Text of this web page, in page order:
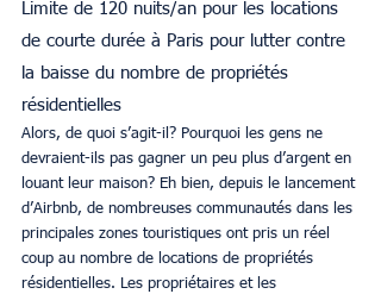
Limite de 120 nuits/an pour les locations
de courte durée à Paris pour lutter contre
la baisse du nombre de propriétés
résidentielles
Alors, de quoi s’agit-il? Pourquoi les gens ne
devraient-ils pas gagner un peu plus d’argent en
louant leur maison? Eh bien, depuis le lancement
d’Airbnb, de nombreuses communautés dans les
principales zones touristiques ont pris un réel
coup au nombre de locations de propriétés
résidentielles. Les propriétaires et les